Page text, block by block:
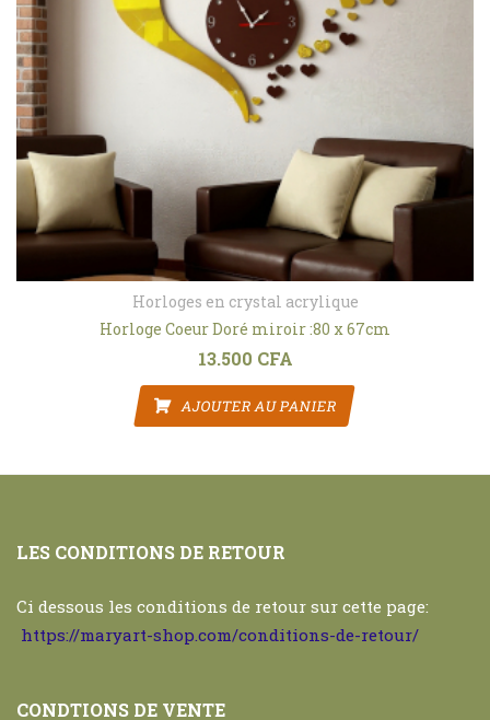
Horloges en crystal acrylique
Horloge Coeur Doré miroir :80 x 67cm
13.500 CFA
AJOUTER AU PANIER
LES CONDITIONS DE RETOUR
Ci dessous les conditions de retour sur cette page:
https://maryart-shop.com/conditions-de-retour/
CONDTIONS DE VENTE